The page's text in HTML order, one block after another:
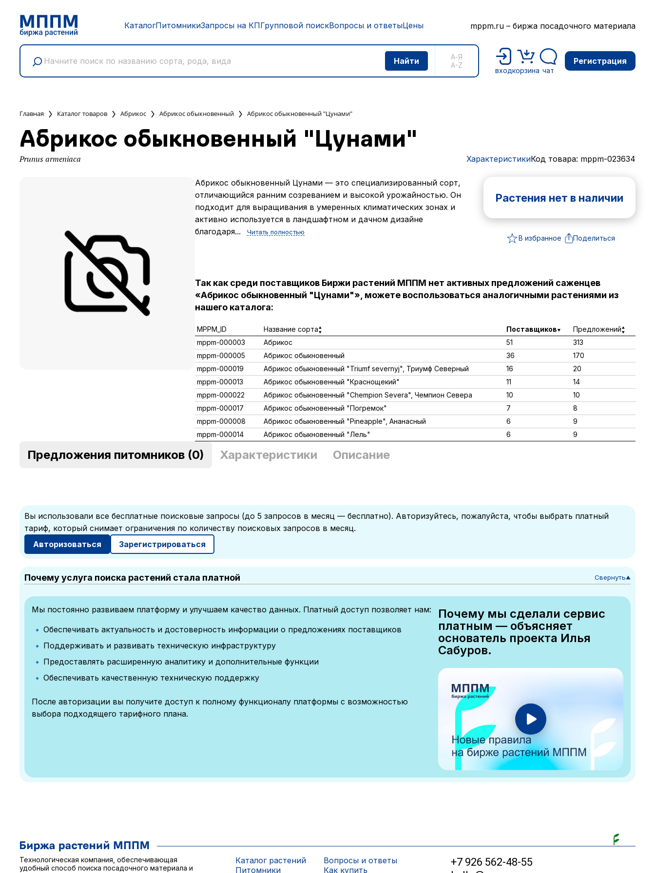
КаталогПитомникиЗапросы на КПГрупповой поискВопросы и ответыЦены mppm.ru – биржа посадочного материала
А-Я
A-Z
входкорзина чат
Регистрация
Главная Каталог товаров Абрикос Абрикос обыкновенный Абрикос обыкновенный "Цунами"
Абрикос обыкновенный "Цунами"
Prunus armeniaca ХарактеристикиКод товара: mppm-023634
Абрикос обыкновенный Цунами — это специализированный сорт,
отличающийся ранним созреванием и высокой урожайностью. Он
подходит для выращивания в умеренных климатических зонах и
активно используется в ландшафтном и дачном дизайне
благодаря...
Читать полностью
Растения нет в наличии
В избранное Поделиться
Так как среди поставщиков Биржи растений МППМ нет активных предложений саженцев
«Абрикос обыкновенный "Цунами"», можете воспользоваться аналогичными растениями из
нашего каталога:
MPPM_ID Название сорта Поставщиков
Предложений
mppm-000003
Абрикос 51
313
mppm-000005
Абрикос обыкновенный 36
170
mppm-000019
Абрикос обыкновенный "Triumf severnyj", Триумф Северный 16
20
mppm-000013
Абрикос обыкновенный "Краснощекий" 11
14
mppm-000022
Абрикос обыкновенный "Chempion Severa", Чемпион Севера 10
10
mppm-000017
Абрикос обыкновенный "Погремок" 7
8
mppm-000008
Абрикос обыкновенный "Pineapple", Ананасный 6
9
mppm-000014
Абрикос обыкновенный "Лель" 6 9
Предложения питомников (0) Характеристики Описание
Вы использовали все бесплатные поисковые запросы (до 5 запросов в месяц — бесплатно). Авторизуйтесь, пожалуйста, чтобы выбрать платный
тариф, который снимает ограничения по количеству поисковых запросов в месяц.
Авторизоваться
Зарегистрироваться
Почему услуга поиска растений стала платной Свернуть▼
Мы постоянно развиваем платформу и улучшаем качество данных. Платный доступ позволяет нам:
Обеспечивать актуальность и достоверность информации о предложениях поставщиков
Поддерживать и развивать техническую инфраструктуру
Предоставлять расширенную аналитику и дополнительные функции
Обеспечивать качественную техническую поддержку
После авторизации вы получите доступ к полному функционалу платформы с возможностью
выбора подходящего тарифного плана.
Почему мы сделали сервис
платным — объясняет
основатель проекта Илья
Сабуров.
Технологическая компания, обеспечивающая
удобный способ поиска посадочного материала и
Каталог растений
Питомники
Вопросы и ответы
Как купить
+7 926 562-48-55